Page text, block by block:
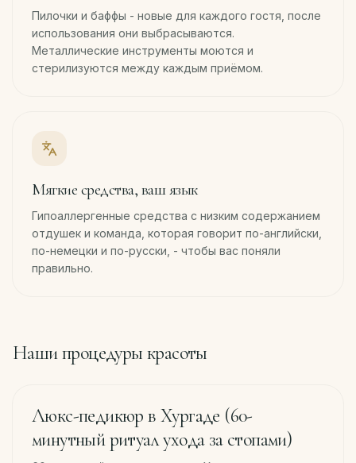
Пилочки и баффы - новые для каждого гостя, после
использования они выбрасываются.
Металлические инструменты моются и
стерилизуются между каждым приёмом.
Мягкие средства, ваш язык
Гипоаллергенные средства с низким содержанием
отдушек и команда, которая говорит по-английски,
по-немецки и по-русски, - чтобы вас поняли
правильно.
Наши процедуры красоты
Люкс-педикюр в Хургаде (60-
минутный ритуал ухода за стопами)